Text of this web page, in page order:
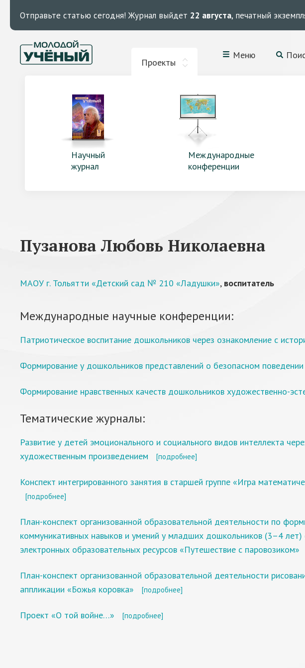
Отправьте статью сегодня! Журнал выйдет 22 августа, печатный
Проекты
Меню
Научный
журнал
Международные
конференции
Пузанова Любовь Николаевна
МАОУ г. Тольятти «Детский сад № 210 «Ладушки», воспитатель
Международные научные конференции:
Патриотическое воспитание дошкольников через ознакомление с
Формирование у дошкольников представлений о безопасном
Формирование нравственных качеств дошкольников художественно-
Тематические журналы:
Развитие у детей эмоционального и социального видов интеллекта
художественным произведением
[подробнее]
Конспект интегрированного занятия в старшей группе «Игра
[подробнее]
План-конспект организованной образовательной деятельности по
коммуникативных навыков и умений у младших дошкольников (3–4 лет)
электронных образовательных ресурсов «Путешествие с паровозиком»
План-конспект организованной образовательной деятельности
аппликации «Божья коровка»
[подробнее]
Проект «О той войне…» [подробнее]